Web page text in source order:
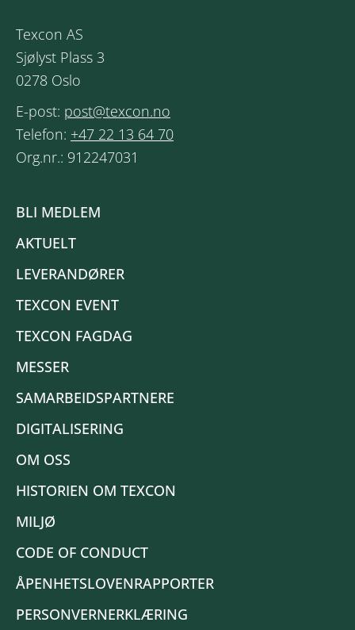
Texcon AS
Sjølyst Plass 3
0278 Oslo
E-post: post@texcon.no
Telefon: +47 22 13 64 70
Org.nr.: 912247031
BLI MEDLEM
AKTUELT
LEVERANDØRER
TEXCON EVENT
TEXCON FAGDAG
MESSER
SAMARBEIDSPARTNERE
DIGITALISERING
OM OSS
HISTORIEN OM TEXCON
MILJØ
CODE OF CONDUCT
ÅPENHETSLOVENRAPPORTER
PERSONVERNERKLÆRING